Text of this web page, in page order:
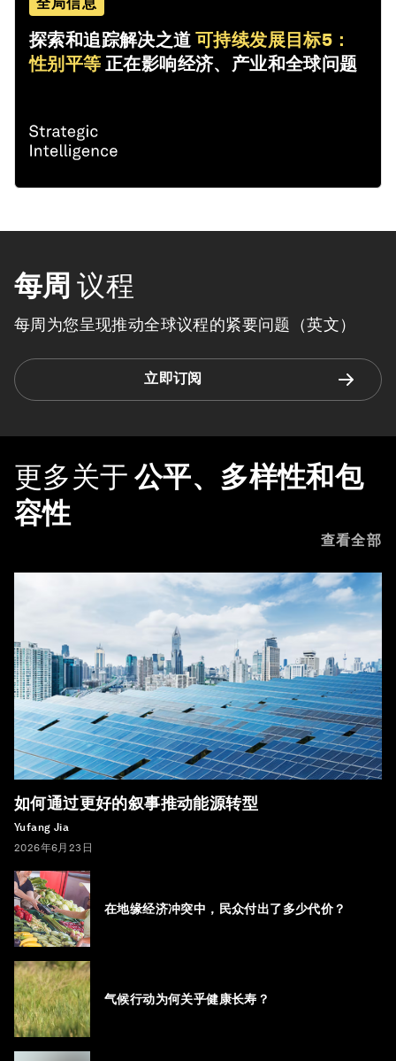
探索和追踪解决之道可持续发展目标5：
性别平等 正在影响经济、产业和全球问题
每周 议程
每周为您呈现推动全球议程的紧要问题（英文）
立即订阅
更多关于 公平、多样性和包
容性
查看全部
如何通过更好的叙事推动能源转型
Yufang Jia
2026年6月23日
在地缘经济冲突中，民众付出了多少代价？
气候行动为何关乎健康长寿？